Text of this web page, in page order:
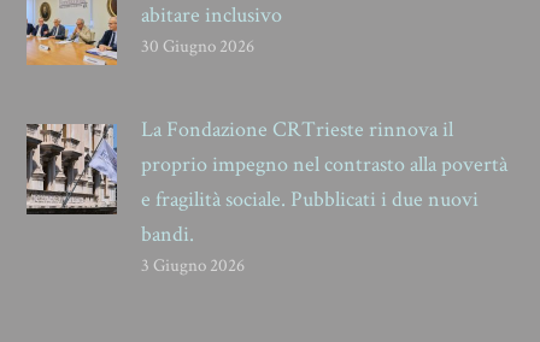
abitare inclusivo
30 Giugno 2026
La Fondazione CRTrieste rinnova il
proprio impegno nel contrasto alla povertà
e fragilità sociale. Pubblicati i due nuovi
bandi.
3 Giugno 2026